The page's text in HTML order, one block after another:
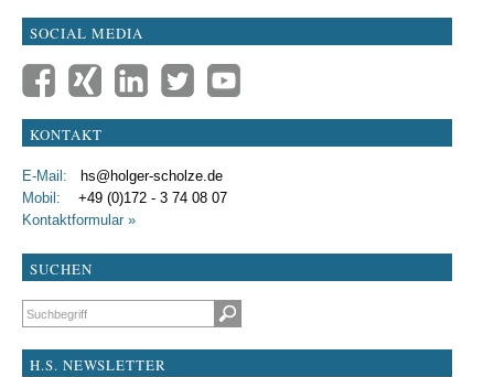
SOCIAL MEDIA
KONTAKT
E-Mail:
hs@holger-scholze.de
Mobil: +49 (0)172 - 3 74 08 07
Kontaktformular »
SUCHEN
Suchbegriffe
H.S. NEWSLETTER